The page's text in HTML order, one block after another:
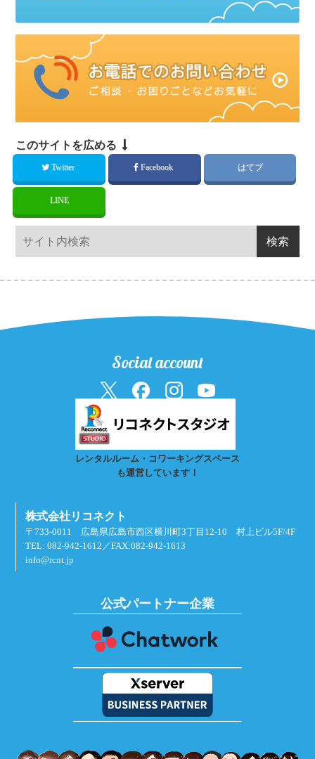
このサイトを広める
Twitter Facebook はてブ
LINE
Social account
レンタルルーム・コワーキングスペース
も運営しています！
株式会社リコネクト
〒733-0011 広島県広島市西区横川町3丁目12-10 村上ビル5F/4F
TEL: 082-942-1612／FAX:082-942-1613
info@rcnt.jp
公式パートナー企業